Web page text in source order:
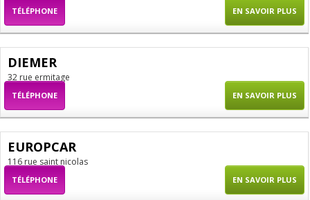
TÉLÉPHONE EN SAVOIR PLUS
DIEMER
32 rue ermitage
TÉLÉPHONE EN SAVOIR PLUS
EUROPCAR
116 rue saint nicolas
TÉLÉPHONE EN SAVOIR PLUS